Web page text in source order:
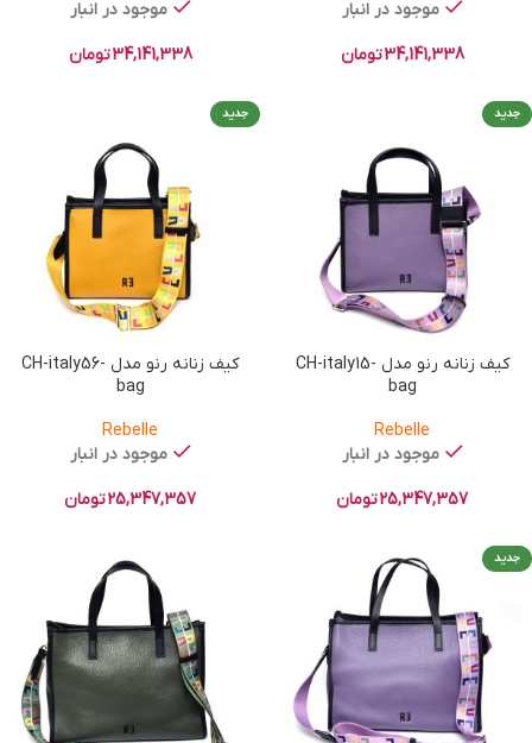
موجود در انبار
34,141,338تومان
موجود در انبار
34,141,338تومان
جدید
کیف زنانه رنو مدل CH-italy15-
bag
Rebelle
موجود در انبار
25,347,357تومان
جدید
کیف زنانه رنو مدل CH-italy56-
bag
Rebelle
موجود در انبار
25,347,357تومان
جدید